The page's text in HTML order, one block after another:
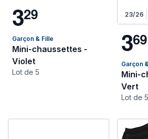
329
Garçon & Fille
Mini-chaussettes -
Violet
Lot de 5
23/26
369
Garçon
Mini-
Vert
Lot de 5